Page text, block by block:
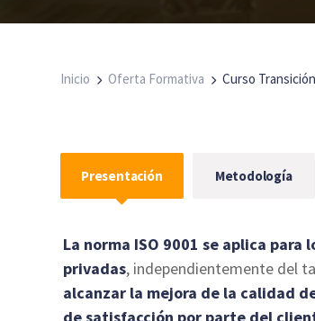
Inicio Oferta Formativa Curso
Presentación Metodología
La norma ISO 9001 se aplica
privadas, independientemente del
alcanzar la mejora de la calidad